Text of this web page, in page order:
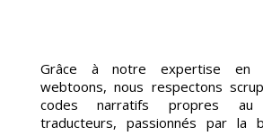
Grâce à notre expertise en
webtoons, nous respectons
codes narratifs propres
traducteurs, passionnés par la